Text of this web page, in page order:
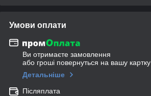
Умови оплати
Ви отримаєте замовлення
або гроші повернуться на вашу картку
Детальніше
Післяплата